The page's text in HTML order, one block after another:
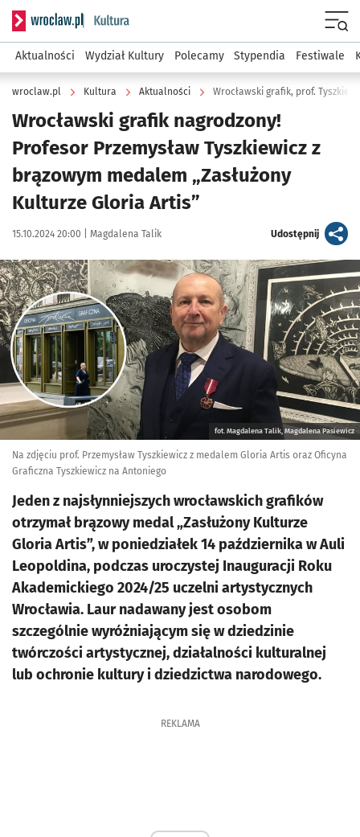
Serwis informacyjny wroclaw.pl podserwis: Kultura
Aktualności Wydział Kultury Polecamy Stypendia Festiwale
wroclaw.pl Kultura Aktualności Wrocławski grafik, prof.
Wrocławski grafik nagrodzony!
Profesor Przemysław Tyszkiewicz z
brązowym medalem „Zasłużony
Kulturze Gloria Artis”
Data publikacji:
15.10.2024 20:00 | Autor:
Magdalena Talik Udostępnijartykuł
Kliknij, aby powiększyć
fot. Magdalena Talik, Magdalena Pasiewicz
Na zdjęciu prof. Przemysław Tyszkiewicz z medalem Gloria Artis oraz Oficyna
Graficzna Tyszkiewicz na Antoniego
Jeden z najsłynniejszych wrocławskich grafików
otrzymał brązowy medal „Zasłużony Kulturze
Gloria Artis”, w poniedziałek 14 października w Auli
Leopoldina, podczas uroczystej Inauguracji Roku
Akademickiego 2024/25 uczelni artystycznych
Wrocławia. Laur nadawany jest osobom
szczególnie wyróżniającym się w dziedzinie
twórczości artystycznej, działalności kulturalnej
lub ochronie kultury i dziedzictwa narodowego.
REKLAMA